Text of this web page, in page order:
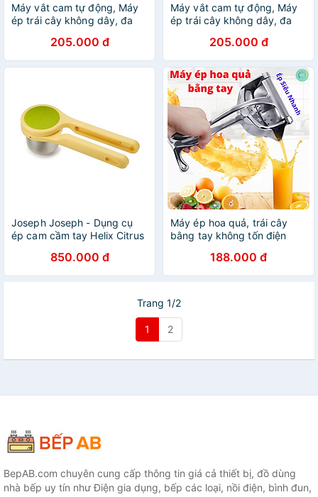
Máy vắt cam tự động, Máy
ép trái cây không dây, đa
205.000 đ
Máy vắt cam tự động, Máy
ép trái cây không dây, đa
205.000 đ
Joseph Joseph - Dụng cụ
ép cam cầm tay Helix Citrus
850.000 đ
Máy ép hoa quả, trái cây
bằng tay không tốn điện
cao cấp siêu bền - Dụng cụ
ép nước cam, chanh, dưa
năng
188.000 đ
Trang 1/2
1 2
BepAB.com chuyên cung cấp thông tin giá cả thiết bị, đồ dùng
nhà bếp uy tín như Điện gia dụng, bếp các loại, nồi điện, bình đun,